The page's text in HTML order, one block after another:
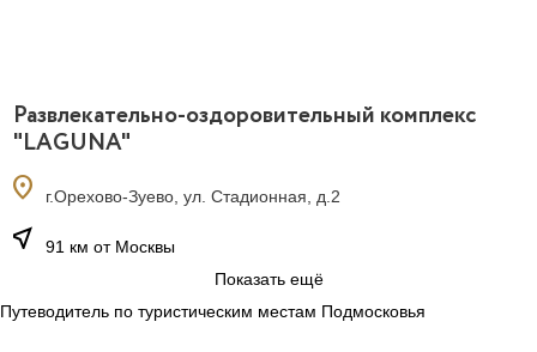
Развлекательно-оздоровительный комплекс
"LAGUNA"
location_on
г.Орехово-Зуево, ул. Стадионная, д.2
near_me
91 км от Москвы
Показать ещё
Путеводитель по туристическим местам Подмосковья